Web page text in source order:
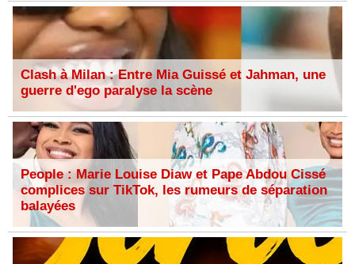
Clash à Milan : Entre Mia Guissé et Jahman, une
guerre d'ego paralyse la scène
People : Marie Louise Diaw et Pape Abdou Cissé
complices sur TikTok, les rumeurs de séparation
balayées